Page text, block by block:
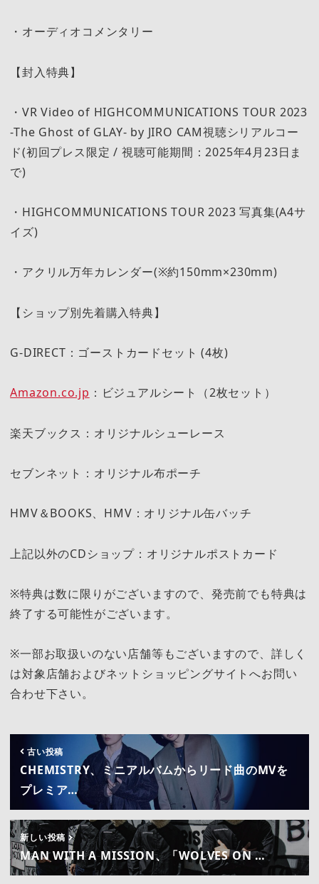
・オーディオコメンタリー
【封入特典】
・VR Video of HIGHCOMMUNICATIONS TOUR 2023
-The Ghost of GLAY- by JIRO CAM視聴シリアルコー
ド(初回プレス限定 / 視聴可能期間：2025年4月23日ま
で)
・HIGHCOMMUNICATIONS TOUR 2023 写真集(A4サ
イズ)
・アクリル万年カレンダー(※約150mm×230mm)
【ショップ別先着購入特典】
G-DIRECT：ゴーストカードセット (4枚)
Amazon.co.jp ：ビジュアルシート（2枚セット）
楽天ブックス：オリジナルシューレース
セブンネット：オリジナル布ポーチ
HMV＆BOOKS、HMV：オリジナル缶バッチ
上記以外のCDショップ：オリジナルポストカード
※特典は数に限りがございますので、発売前でも特典は
終了する可能性がございます。
※一部お取扱いのない店舗等もございますので、詳しく
は対象店舗およびネットショッピングサイトへお問い
合わせ下さい。
古い投稿
CHEMISTRY、ミニアルバムからリード曲のMVを
プレミア…
新しい投稿
MAN WITH A MISSION、「WOLVES ON …